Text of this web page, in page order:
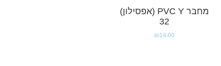
מחבר PVC Y (אפסילון)
32
₪14.00